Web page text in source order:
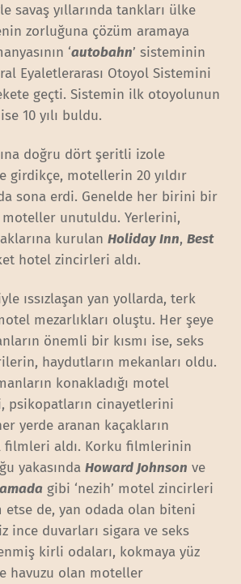
savaş yıllarında tankları ülke
zorluğuna çözüm aramaya
‘autobahn’ sisteminin
Eyaletlerarası Otoyol Sistemini
geçti. Sistemin ilk otoyolunun
10 yılı buldu.
doğru dört şeritli izole
girdikçe, motellerin 20 yıldır
sona erdi. Genelde her birini bir
unutuldu. Yerlerini,
kurulanHoliday Inn,Best
hotel zincirleri aldı.
ıssızlaşan yan yollarda, terk
mezarlıkları oluştu. Her şeye
önemli bir kısmı ise, seks
haydutların mekanları oldu.
konakladığı motel
psikopatların cinayetlerini
yerde aranan kaçakların
filmleri aldı. Korku filmlerinin
yakasındaHoward Johnson ve
gibi ‘nezih’ motel zincirleri
etse de, yan odada olan biteni
ince duvarları sigara ve seks
kirli odaları, kokmaya yüz
havuzu olan moteller